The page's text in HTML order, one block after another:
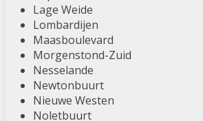
Lage Weide
Lombardijen
Maasboulevard
Morgenstond-Zuid
Nesselande
Newtonbuurt
Nieuwe Westen
Noletbuurt